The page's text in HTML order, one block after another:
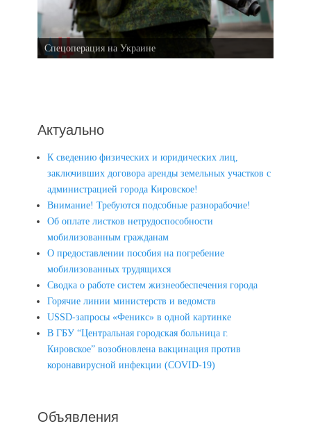
Спецоперация на Украине
Актуально
К сведению физических и юридических лиц,
заключивших договора аренды земельных участков с
администрацией города Кировское!
Внимание! Требуются подсобные разнорабочие!
Об оплате листков нетрудоспособности
мобилизованным гражданам
О предоставлении пособия на погребение
мобилизованных трудящихся
Сводка о работе систем жизнеобеспечения города
Горячие линии министерств и ведомств
USSD-запросы «Феникс» в одной картинке
В ГБУ “Центральная городская больница г.
Кировское” возобновлена вакцинация против
коронавирусной инфекции (COVID-19)
Объявления